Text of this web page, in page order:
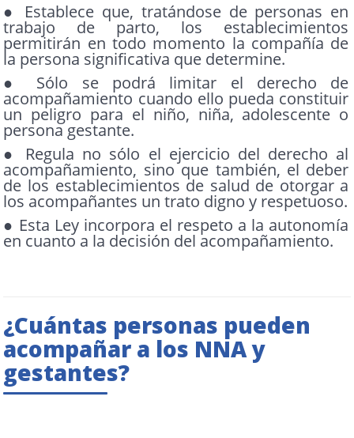
● Establece que, tratándose de personas en
trabajo de parto, los establecimientos
permitirán en todo momento la compañía de
la persona significativa que determine.
● Sólo se podrá limitar el derecho de
acompañamiento cuando ello pueda constituir
un peligro para el niño, niña, adolescente o
persona gestante.
● Regula no sólo el ejercicio del derecho al
acompañamiento, sino que también, el deber
de los establecimientos de salud de otorgar a
los acompañantes un trato digno y respetuoso.
● Esta Ley incorpora el respeto a la autonomía
en cuanto a la decisión del acompañamiento.
¿Cuántas personas pueden
acompañar a los NNA y
gestantes?